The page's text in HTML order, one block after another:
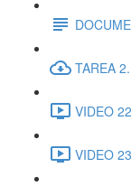
TAREA
VIDEO
VIDEO